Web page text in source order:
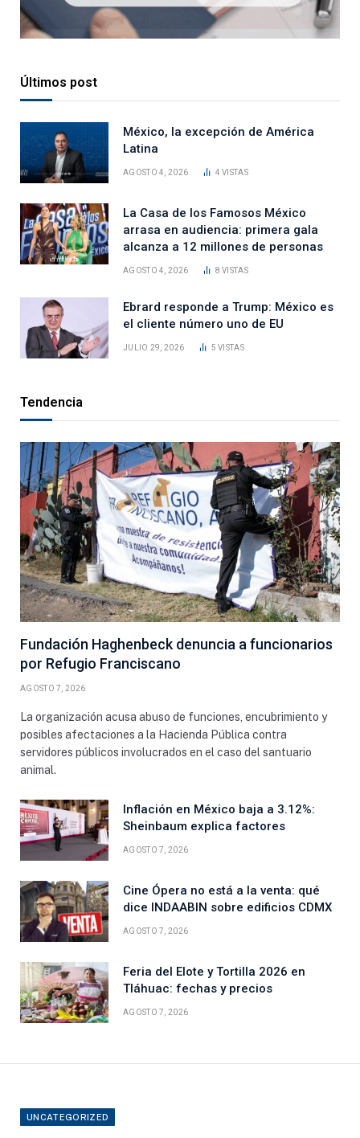
Últimos post
México, la excepción de América
Latina
AGOSTO 4, 2026 4VISTAS
La Casa de los Famosos México
arrasa en audiencia: primera gala
alcanza a 12 millones de personas
AGOSTO 4, 2026 8VISTAS
Ebrard responde a Trump: México es
el cliente número uno de EU
JULIO 29, 2026 5VISTAS
Tendencia
Fundación Haghenbeck denuncia a funcionarios
por Refugio Franciscano
AGOSTO 7, 2026
La organización acusa abuso de funciones, encubrimiento y
posibles afectaciones a la Hacienda Pública contra
servidores públicos involucrados en el caso del santuario
animal.
Inflación en México baja a 3.12%:
Sheinbaum explica factores
AGOSTO 7, 2026
Cine Ópera no está a la venta: qué
dice INDAABIN sobre edificios CDMX
AGOSTO 7, 2026
Feria del Elote y Tortilla 2026 en
Tláhuac: fechas y precios
AGOSTO 7, 2026
UNCATEGORIZED